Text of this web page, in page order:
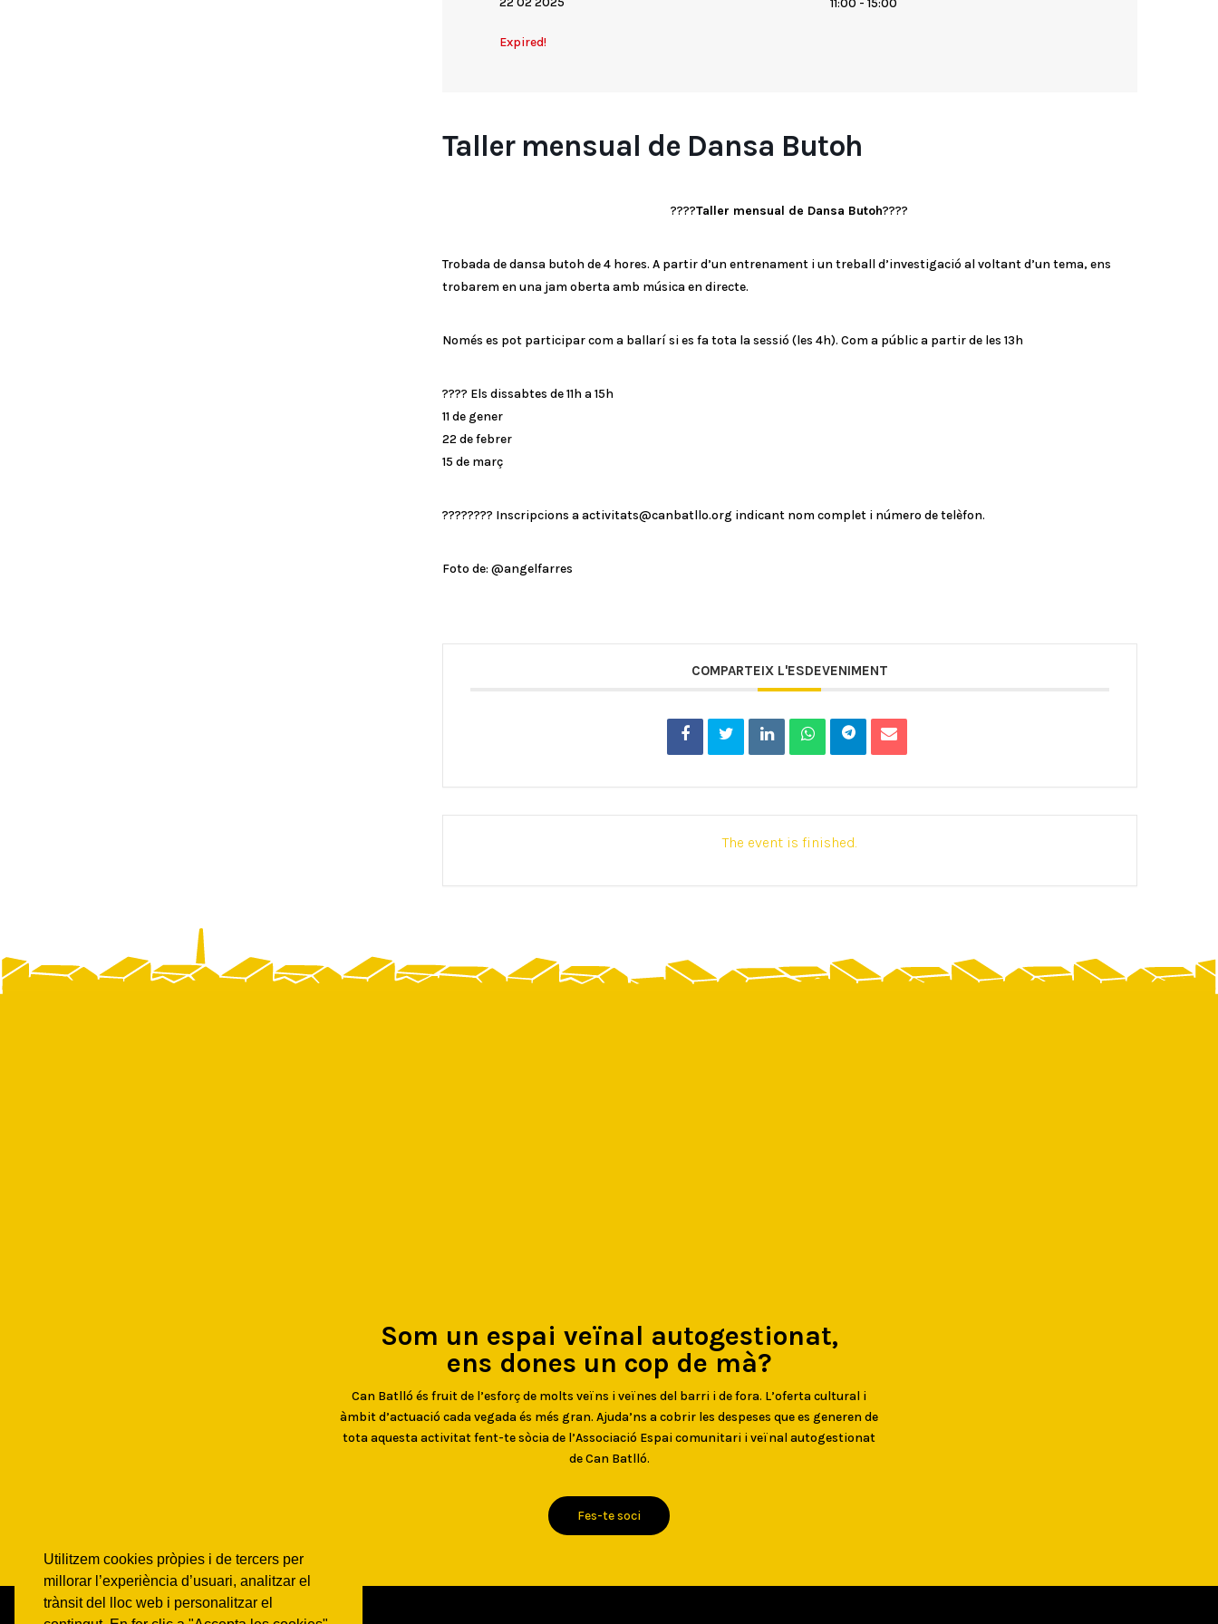
Utilitzem cookies pròpies i de tercers per
millorar l’experiència d’usuari, analitzar el
trànsit del lloc web i personalitzar el
Expired!
11:00 - 15:00
Taller mensual de Dansa Butoh
????Taller mensual de Dansa Butoh????
Trobada de dansa butoh de 4 hores. A partir d’un entrenament i un treball d’investigació al voltant d’un tema, ens
trobarem en una jam oberta amb música en directe.
Només es pot participar com a ballarí si es fa tota la sessió (les 4h). Com a públic a partir de les 13h
???? Els dissabtes de 11h a 15h
11 de gener
22 de febrer
15 de març
???????? Inscripcions a activitats@canbatllo.org indicant nom complet i número de telèfon.
Foto de: @angelfarres
COMPARTEIX L'ESDEVENIMENT
The event is finished.
Som un espai veïnal autogestionat,
ens dones un cop de mà?
Can Batlló és fruit de l’esforç de molts veïns i veïnes del barri i de fora. L’oferta cultural i
àmbit d’actuació cada vegada és més gran. Ajuda’ns a cobrir les despeses que es generen de
tota aquesta activitat fent-te sòcia de l’Associació Espai comunitari i veïnal autogestionat
de Can Batlló.
Fes-te soci